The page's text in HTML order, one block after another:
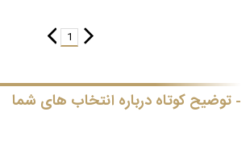
1
توضیح کوتاه درباره انتخاب های شما
نوع